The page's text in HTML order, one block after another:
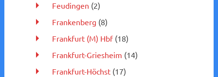
Feudingen (2)
Frankenberg (8)
Frankfurt (M) Hbf(18)
Frankfurt-Griesheim (14)
Frankfurt-Höchst(17)